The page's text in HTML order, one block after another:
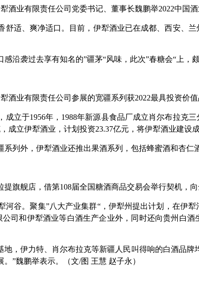
酒业有限责任公司党委书记、董事长魏鹏举2022中国酒
舒适、爽净适口。目前，伊犁酒业已在成都、西安、
沿袭过去享有知名的”疆茅“风味，此次”春糖会“上，
酒业有限责任公司参展的宽疆系列获2022最具投资价值
立于1956年，1988年新源县食品厂成立肖尔布拉克
成立伊犁酒业，计划投资23.37亿元，将伊犁酒业建设
列外，伊犁酒业还推出果酒系列，包括蜂蜜酒和杏仁
旗舰店，借第108届全国糖酒商品交易会举行契机，向
河谷。聚集”八大产业集群“，伊犁州提出计划，在伊
司和伊犁酒业等白酒生产企业外，同时还向贵州白
，伊力特、肖尔布拉克等新疆人民叫得响的白酒品
”魏鹏举表示。（文/图 王慧 赵子永）